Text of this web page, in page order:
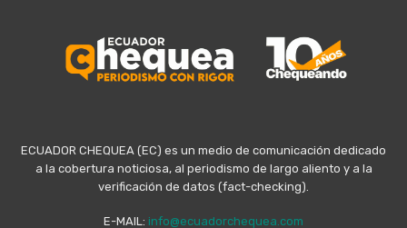
ECUADOR CHEQUEA (EC) es un medio de comunicación dedicado
a la cobertura noticiosa, al periodismo de largo aliento y a la
verificación de datos (fact-checking).
E-MAIL: info@ecuadorchequea.com